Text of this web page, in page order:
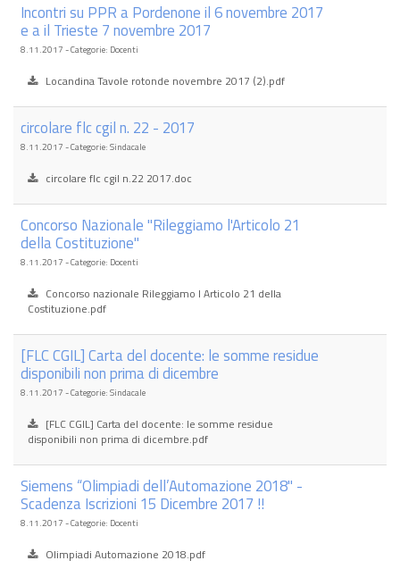
Incontri su PPR a Pordenone il 6 novembre 2017
e a il Trieste 7 novembre 2017
8.11.2017 - Categorie: Docenti
Locandina Tavole rotonde novembre 2017 (2).pdf
circolare flc cgil n. 22 - 2017
8.11.2017 - Categorie: Sindacale
circolare flc cgil n.22 2017.doc
Concorso Nazionale "Rileggiamo l'Articolo 21
della Costituzione"
8.11.2017 - Categorie: Docenti
Concorso nazionale Rileggiamo l Articolo 21 della
Costituzione.pdf
[FLC CGIL] Carta del docente: le somme residue
disponibili non prima di dicembre
8.11.2017 - Categorie: Sindacale
[FLC CGIL] Carta del docente: le somme residue
disponibili non prima di dicembre.pdf
Siemens “Olimpiadi dell’Automazione 2018" -
Scadenza Iscrizioni 15 Dicembre 2017 !!
8.11.2017 - Categorie: Docenti
Olimpiadi Automazione 2018.pdf